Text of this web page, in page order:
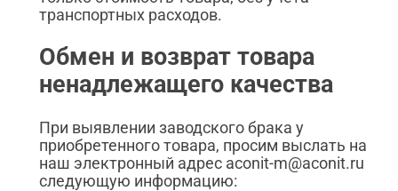
транспортных расходов.
Обмен и возврат товара
ненадлежащего качества
При выявлении заводского брака у
приобретенного товара, просим выслать на
наш электронный адрес aconit-m@aconit.ru
следующую информацию: